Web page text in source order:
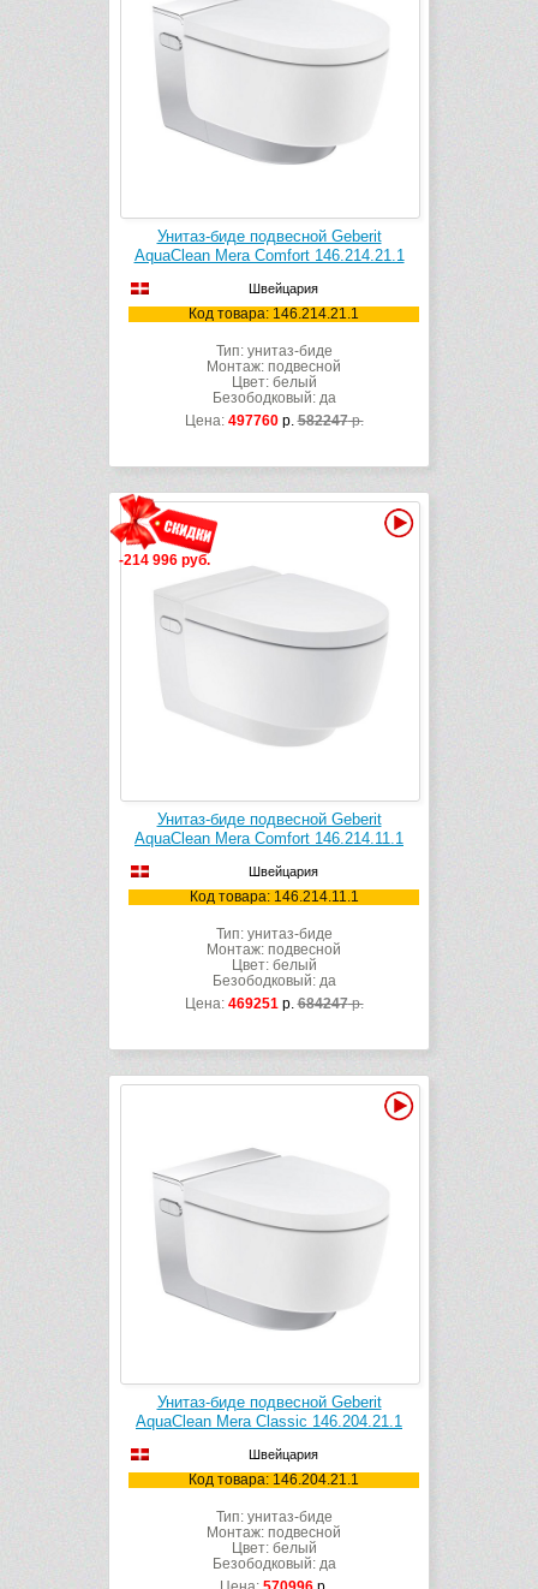
Унитаз-биде подвесной Geberit
AquaClean Mera Comfort 146.214.21.1
Швейцария
Код товара: 146.214.21.1
Тип: унитаз-биде
Монтаж: подвесной
Цвет: белый
Безободковый: да
Цена: 497760р.582247р.
-214 996 руб.
Видео
Унитаз-биде подвесной Geberit
AquaClean Mera Comfort 146.214.11.1
Швейцария
Код товара: 146.214.11.1
Тип: унитаз-биде
Монтаж: подвесной
Цвет: белый
Безободковый: да
Цена: 469251р.684247р.
Унитаз-биде подвесной Geberit
AquaClean Mera Classic 146.204.21.1
Швейцария
Код товара: 146.204.21.1
Тип: унитаз-биде
Монтаж: подвесной
Цвет: белый
Безободковый: да